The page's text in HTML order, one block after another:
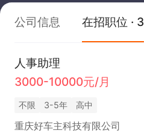
公司信息 在招职位 · 3
人事助理
3000-10000元/月
不限 3-5年 高中
重庆好车主科技有限公司